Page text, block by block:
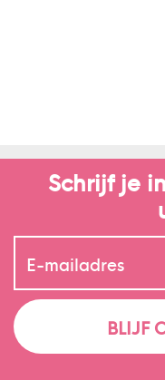
Schrijf je